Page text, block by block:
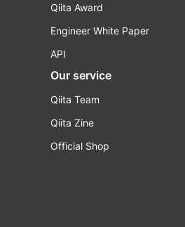
Qiita Award
Engineer White Paper
API
Our service
Qiita Team
Qiita Zine
Official Shop